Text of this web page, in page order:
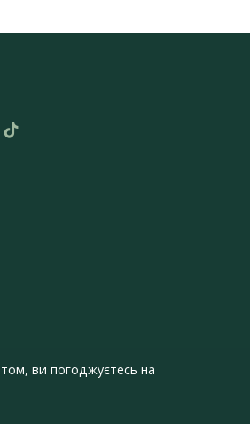
ви погоджуєтесь на